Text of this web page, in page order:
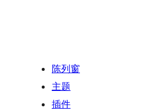
陈列窗
主题
插件